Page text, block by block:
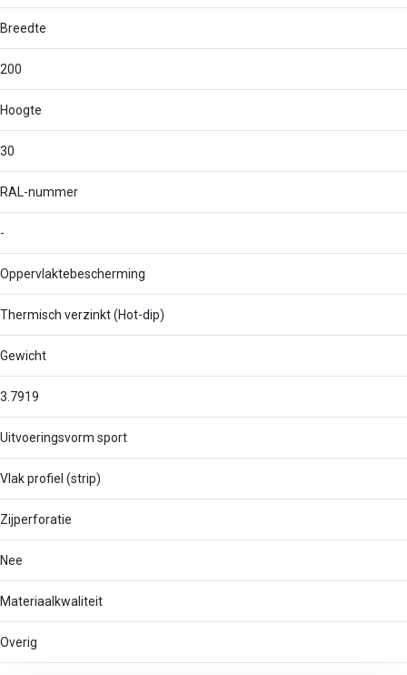
Breedte
200
Hoogte
30
RAL-nummer
-
Oppervlaktebescherming
Thermisch verzinkt (Hot-dip)
Gewicht
3.7919
Uitvoeringsvorm sport
Vlak profiel (strip)
Zijperforatie
Nee
Materiaalkwaliteit
Overig